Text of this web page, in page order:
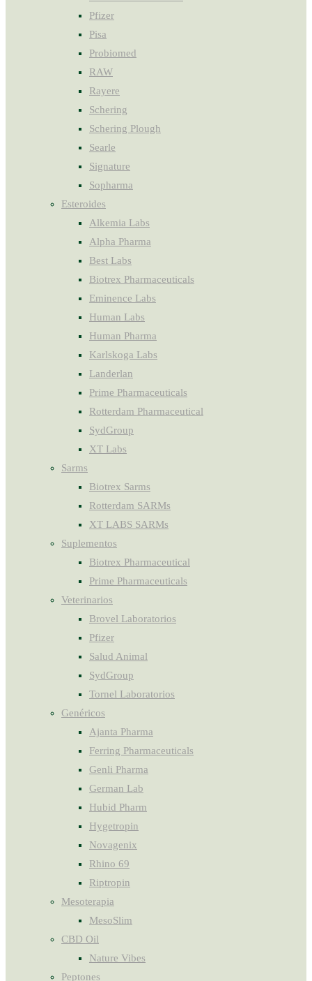
Pfizer
Pisa
Probiomed
RAW
Rayere
Schering
Schering Plough
Searle
Signature
Sopharma
Esteroides
Alkemia Labs
Alpha Pharma
Best Labs
Biotrex Pharmaceuticals
Eminence Labs
Human Labs
Human Pharma
Karlskoga Labs
Landerlan
Prime Pharmaceuticals
Rotterdam Pharmaceutical
SydGroup
XT Labs
Sarms
Biotrex Sarms
Rotterdam SARMs
XT LABS SARMs
Suplementos
Biotrex Pharmaceutical
Prime Pharmaceuticals
Veterinarios
Brovel Laboratorios
Pfizer
Salud Animal
SydGroup
Tornel Laboratorios
Genéricos
Ajanta Pharma
Ferring Pharmaceuticals
Genli Pharma
German Lab
Hubid Pharm
Hygetropin
Novagenix
Rhino 69
Riptropin
Mesoterapia
MesoSlim
CBD Oil
Nature Vibes
Peptones